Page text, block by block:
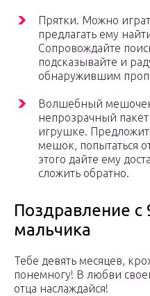
Прятки. Можно
предлагать ему
Сопровождайте
подсказывайте и
обнаружившим
Волшебный
непрозрачный
игрушке.
мешок, попытаться
этого дайте ему
сложить обратно.
Поздравление с
мальчика
Тебе девять месяцев,
понемногу! В любви
отца наслаждайся!